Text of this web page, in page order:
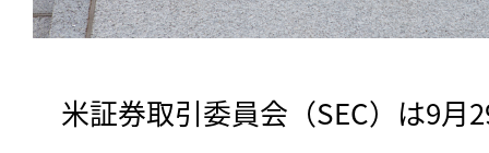
米証券取引委員会（SEC）は9月